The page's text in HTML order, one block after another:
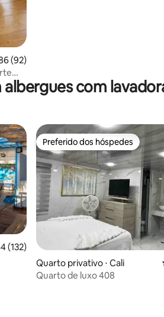
de uma avaliação média de 5, 92
(92)
com
uma avaliação média de 5, 132
(132)
Preferido dos hóspedes
Preferido dos hóspedes
Quarto privativo ⋅ Cali
Quarto de luxo 408